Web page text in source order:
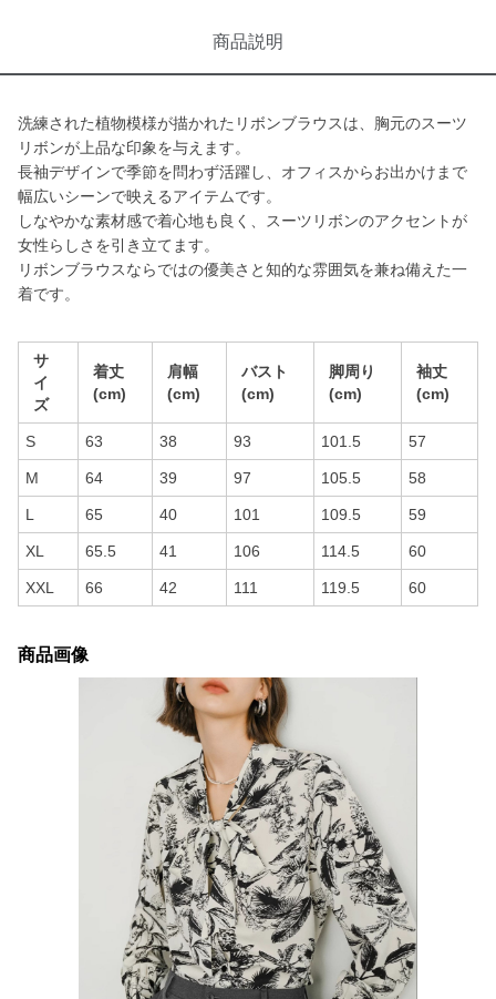
商品説明
洗練された植物模様が描かれたリボンブラウスは、胸元のスーツ
リボンが上品な印象を与えます。
長袖デザインで季節を問わず活躍し、オフィスからお出かけまで
幅広いシーンで映えるアイテムです。
しなやかな素材感で着心地も良く、スーツリボンのアクセントが
女性らしさを引き立てます。
リボンブラウスならではの優美さと知的な雰囲気を兼ね備えた一
着です。
サ
イ
ズ
着丈
(cm)
肩幅
(cm)
バスト
(cm)
脚周り
(cm)
袖丈
(cm)
S 63 38 93 101.5 57
M 64 39 97 105.5 58
L 65 40 101 109.5 59
XL 65.5 41 106 114.5 60
XXL 66 42 111 119.5 60
商品画像